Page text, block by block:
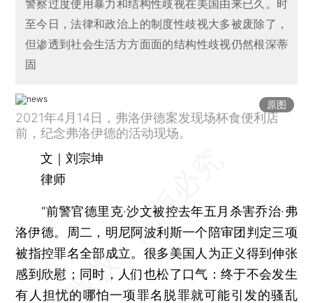
警察过度使用暴力和结构性歧视在美国由来已久。时
至今日，法律和政治上的制度性歧视大多被废除了，
但渗透到社会生活方方面面的结构性歧视仍然根深蒂
固
原图
2021年4月14日，弗洛伊德案发现场杯食便利店
前，纪念弗洛伊德的活动现场。
文｜刘宗坤
律师
“前警官德里克·沙文被控去年五月杀害乔治·弗
洛伊德。周二，明尼阿波利斯一个陪审团判定三项
被指控罪名全部成立。很多美国人为正义得到伸张
感到欣慰；同时，人们也松了口气：终于不会发生
有人担忧的哪怕一项罪名脱罪就可能引发的骚乱